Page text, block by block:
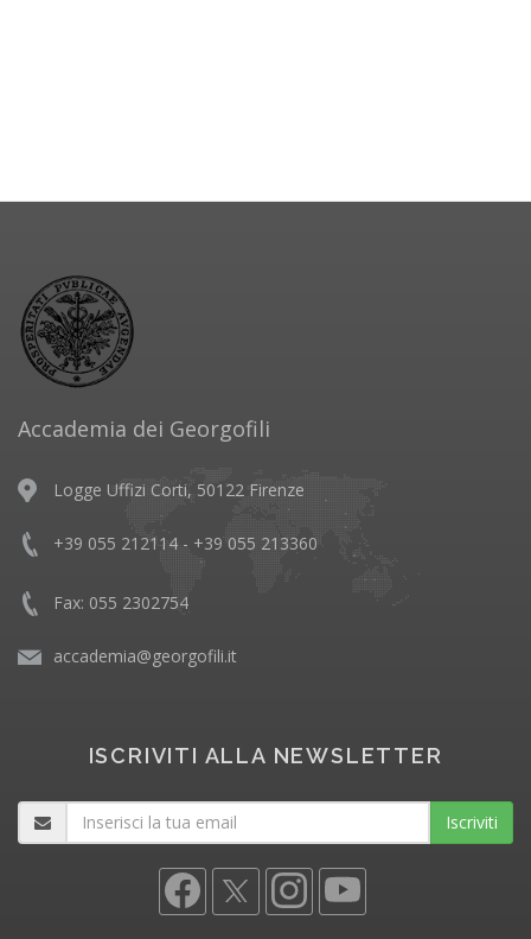
Accademia dei Georgofili
Logge Uffizi Corti, 50122 Firenze
+39 055 212114 - +39 055 213360
Fax: 055 2302754
accademia@georgofili.it
ISCRIVITI ALLA NEWSLETTER
Iscriviti